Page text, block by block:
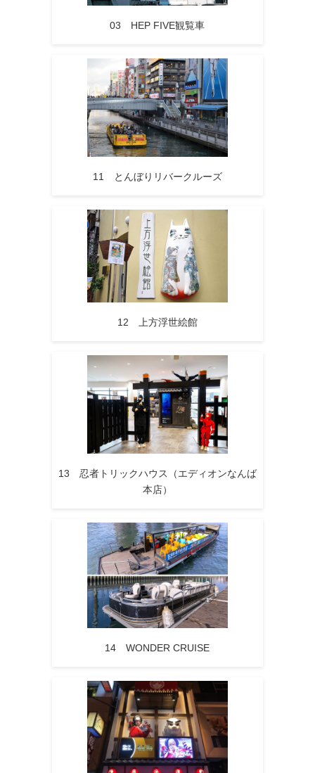
03 HEP FIVE観覧車
11 とんぼりリバークルーズ
12 上方浮世絵館
13 忍者トリックハウス（エディオンなんば
本店）
14 WONDER CRUISE